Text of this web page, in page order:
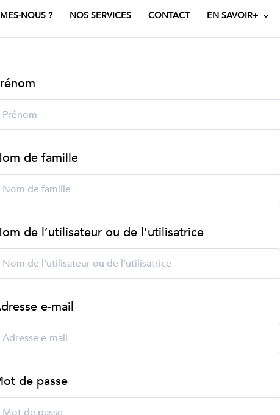
NOUS ? NOS SERVICES CONTACT EN SAVOIR+
de famille
de l’utilisateur ou de l’utilisatrice
e-mail
de passe